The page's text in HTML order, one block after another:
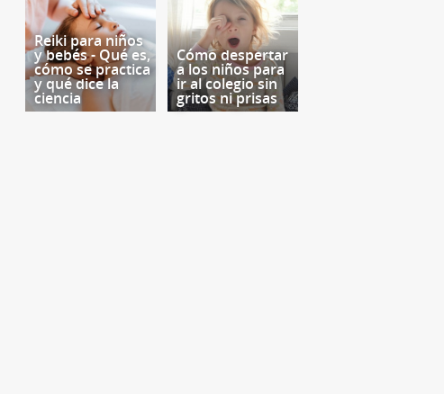
Reiki para niños
y bebés - Qué es,
cómo se practica
y qué dice la
ciencia
Cómo despertar
a los niños para
ir al colegio sin
gritos ni prisas